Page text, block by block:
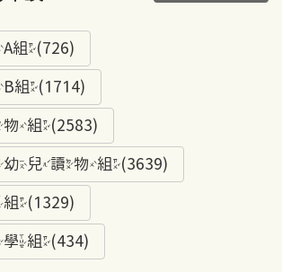
組(726)
組(1714)
組(2583)
兒讀物組(3639)
(1329)
組(434)